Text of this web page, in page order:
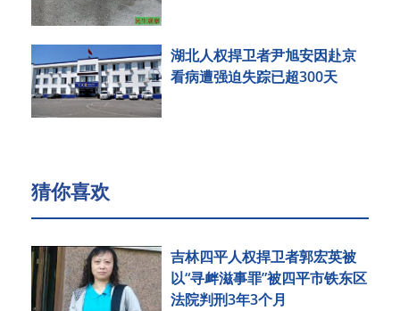
湖北人权捍卫者尹旭安因赴京
看病遭强迫失踪已超300天
猜你喜欢
吉林四平人权捍卫者郭宏英被
以“寻衅滋事罪”被四平市铁东区
法院判刑3年3个月